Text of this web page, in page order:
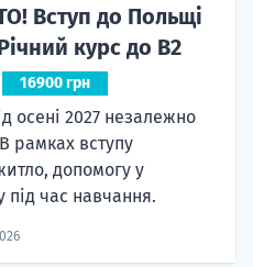
Вступ до Польщі
курс до B2
16900 грн
осені 2027 незалежно
рамках вступу
допомогу у
під час навчання.